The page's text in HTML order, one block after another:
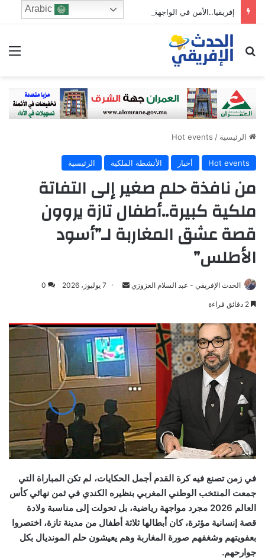
إفريقيا..الأمن في الواجهة والثروة تبحث عن طريقها إلى التصنيع
ابحث عن
الرئيسية /
Hot events
Hot events أخبار الأنشطة الملكية الرئيسية
من نافذة حلم صغير إلى التفاتة
ملكية كبيرة..أطفال تازة يروون
قصة عشق المغاربة لـ”أسود
الأطلس”
الحدث الإفريقي - عبد السلام العزوزي
Send 7 يوليوز، 2026 0
في زمن تصنع فيه كرة القدم أجمل الحكايات، لم تكن المباراة التي
جمعت المنتخب الوطني المغربي بنظيره الكندي في ثمن نهائي كأس
العالم 2026 مجرد مواجهة رياضية، بل تحولت إلى مناسبة ولادة
قصة إنسانية مؤثرة، كان أبطالها ثلاثة أطفال من مدينة تازة، اختصروا
بعفويتهم وشغفهم صورة المغاربة وهم يعيشون حلم المونديال بكل
جوارحهم.
Arabic